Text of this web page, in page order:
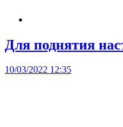
Для поднятия
10/03/2022 12:35